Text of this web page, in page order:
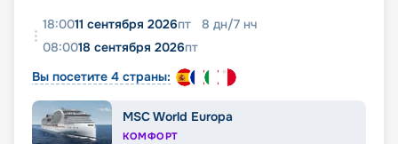
18:0011 сентября 2026пт 8 дн/7 нч
08:0018 сентября 2026пт
Вы посетите 4 страны:
MSC World Europa
КОМФОРТ